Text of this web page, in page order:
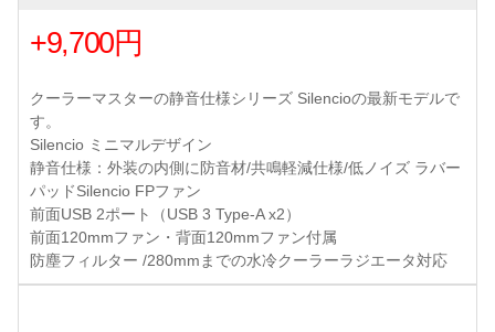
+9,700円
クーラーマスターの静音仕様シリーズ Silencioの最新モデルで
す。
Silencio ミニマルデザイン
静音仕様：外装の内側に防音材/共鳴軽減仕様/低ノイズ ラバー
パッドSilencio FPファン
前面USB 2ポート（USB 3 Type-A x2）
前面120mmファン・背面120mmファン付属
防塵フィルター /280mmまでの水冷クーラーラジエータ対応